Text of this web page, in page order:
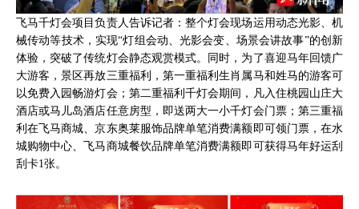
飞马千灯会项目负责人告诉记者：整个灯会现场运用动态光影、机
械传动等技术，实现“灯组会动、光影会变、场景会讲故事”的创新
体验，突破了传统灯会静态观赏模式。同时，为了喜迎马年回馈广
大游客，景区再放三重福利，第一重福利生肖属马和姓马的游客可
以免费入园畅游灯会；第二重福利千灯会期间，凡入住桃园山庄大
酒店或马儿岛酒店任意房型，即送两大一小千灯会门票；第三重福
利在飞马商城、京东奥莱服饰品牌单笔消费满额即可领门票，在水
城购物中心、飞马商城餐饮品牌单笔消费满额即可获得马年好运刮
刮卡1张。